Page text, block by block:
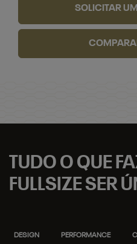
SOLICITAR
TUDO O QUE
FULLSIZE SER
DESIGN PERFORMANCE